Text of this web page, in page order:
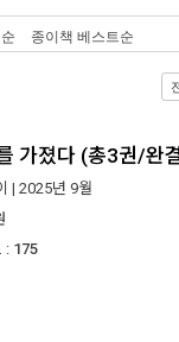
종이책 베스트순
가졌다 (총3권/완
| 2025년 9월
: 175